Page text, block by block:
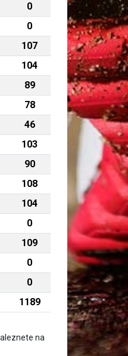
0
0
107
104
89
78
46
103
90
108
104
0
109
0
0
1189
na